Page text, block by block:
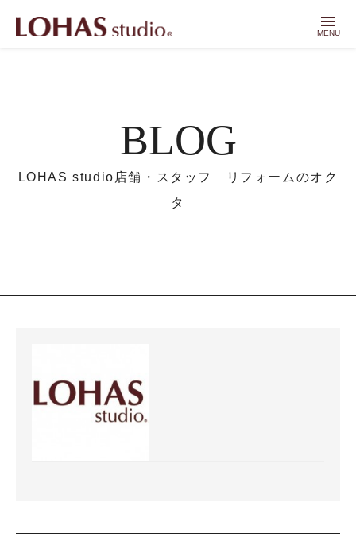
menu
MENU
BLOG
LOHAS studio店舗・スタッフ リフォームのオク
タ